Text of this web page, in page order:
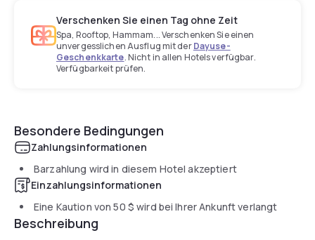
Verschenken Sie einen Tag ohne Zeit
Spa, Rooftop, Hammam... Verschenken Sie einen
unvergesslichen Ausflug mit derDayuse-
Geschenkkarte. Nicht in allen Hotels verfügbar.
Verfügbarkeit prüfen.
Besondere Bedingungen
Zahlungsinformationen
Barzahlung wird in diesem Hotel akzeptiert
Einzahlungsinformationen
Eine Kaution von50 $ wird bei Ihrer Ankunft verlangt
Beschreibung